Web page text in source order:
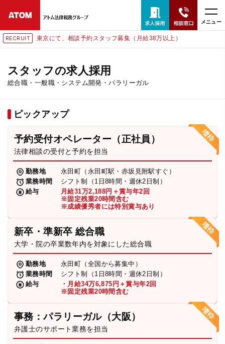
メニュー
東京にて、相談予約スタッフ募集（月給38万以上）
スタッフの求人採用
総合職・一般職・システム開発・パラリーガル
ピックアップ
予約受付オペレーター（正社員）
法律相談の受付と予約を担当
勤務地
永田町（永田町駅・赤坂見附駅すぐ）
業務時間
シフト制（1日8時間・週休2日制）
給与
月給31万2,188円＋賞与年2回
※固定残業20時間含む
※成績優秀者には特別賞与あり
新卒・準新卒 総合職
大学・院の卒業数年内を対象にした総合職
勤務地
永田町（全国から募集中）
業務時間
シフト制（1日8時間・週休2日制）
給与
・月給34万6,875円＋賞与年2回
※固定残業20時間含む
事務：パラリーガル（大阪）
弁護士のサポート業務を担当
24時間365日全国対応
無料相談窓口はこちら
ホーム
取扱分野
解決実績
弁護士・税理士
費用
求人採用